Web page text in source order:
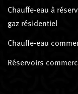
Chauffe-eau à
gaz résidentiel
Chauffe-eau
Réservoirs